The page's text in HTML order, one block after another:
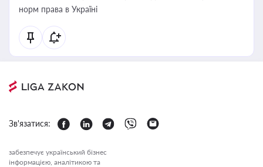
норм права в Україні
Зв'язатися:
забезпечує український бізнес
інформацією, аналітикою та